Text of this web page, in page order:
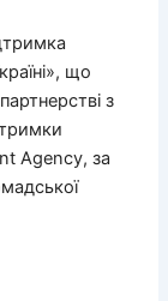
що
з
Agency, за